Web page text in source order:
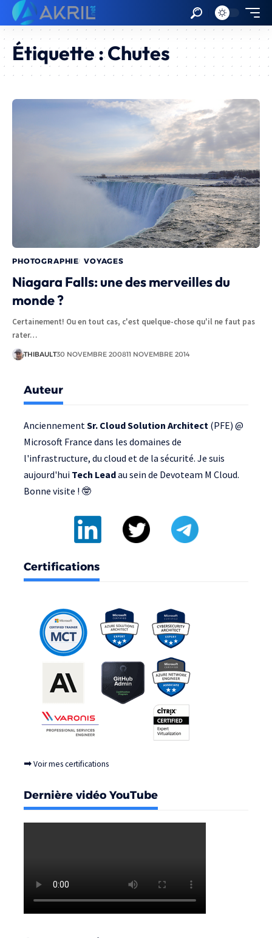
Étiquette :Chutes
PHOTOGRAPHIE VOYAGES
Niagara Falls: une des merveilles du
monde ?
Certainement! Ou en tout cas, c'est quelque-chose qu'il ne faut pas
rater…
THIBAULT30 NOVEMBRE 200811 NOVEMBRE 2014
Auteur
Anciennement Sr. Cloud Solution Architect (PFE) @
Microsoft France dans les domaines de
l'infrastructure, du cloud et de la sécurité. Je suis
aujourd'hui Tech Leadau sein de Devoteam M Cloud.
Bonne visite ! 🤓
Certifications
➡Voir mes certifications
Dernière vidéo YouTube